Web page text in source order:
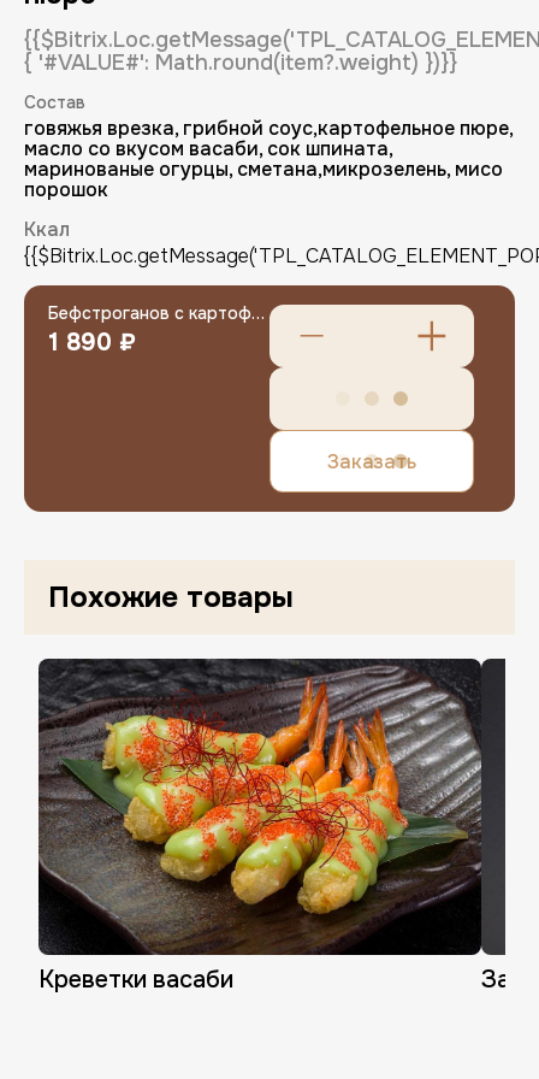
Регистрация
Имя (обязательно)
Нажимая «Завершить регистрацию»,
{ '#VALUE#': Math.round(item?.weight) })}}
Состав
говяжья врезка, грибной соус,картофельное пюре,
масло со вкусом васаби, сок шпината,
маринованые огурцы, сметана,микрозелень, мисо
порошок
Ккал
Бефстроганов с картофельным пюре
1 890 ₽
Заказать
Похожие товары
Креветки васаби